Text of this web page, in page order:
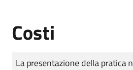
Costi
Tipo di pagamento
Importo
La presentazione della pratica